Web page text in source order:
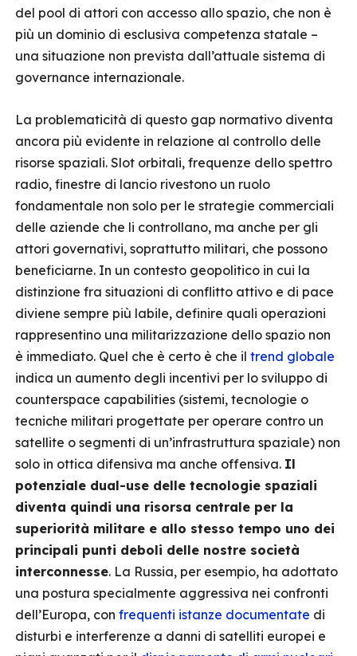
del pool di attori con accesso allo spazio, che non è
più un dominio di esclusiva competenza statale –
una situazione non prevista dall’attuale sistema di
governance internazionale.
La problematicità di questo gap normativo diventa
ancora più evidente in relazione al controllo delle
risorse spaziali. Slot orbitali, frequenze dello spettro
radio, finestre di lancio rivestono un ruolo
fondamentale non solo per le strategie commerciali
delle aziende che li controllano, ma anche per gli
attori governativi, soprattutto militari, che possono
beneficiarne. In un contesto geopolitico in cui la
distinzione fra situazioni di conflitto attivo e di pace
diviene sempre più labile, definire quali operazioni
rappresentino una militarizzazione dello spazio non
è immediato. Quel che è certo è che il trend globale
indica un aumento degli incentivi per lo sviluppo di
counterspace capabilities (sistemi, tecnologie o
tecniche militari progettate per operare contro un
satellite o segmenti di un’infrastruttura spaziale) non
solo in ottica difensiva ma anche offensiva. Il
potenziale dual-use delle tecnologie spaziali
diventa quindi una risorsa centrale per la
superiorità militare e allo stesso tempo uno dei
principali punti deboli delle nostre società
interconnesse. La Russia, per esempio, ha adottato
una postura specialmente aggressiva nei confronti
dell’Europa, con frequenti istanze documentate di
disturbi e interferenze a danni di satelliti europei e